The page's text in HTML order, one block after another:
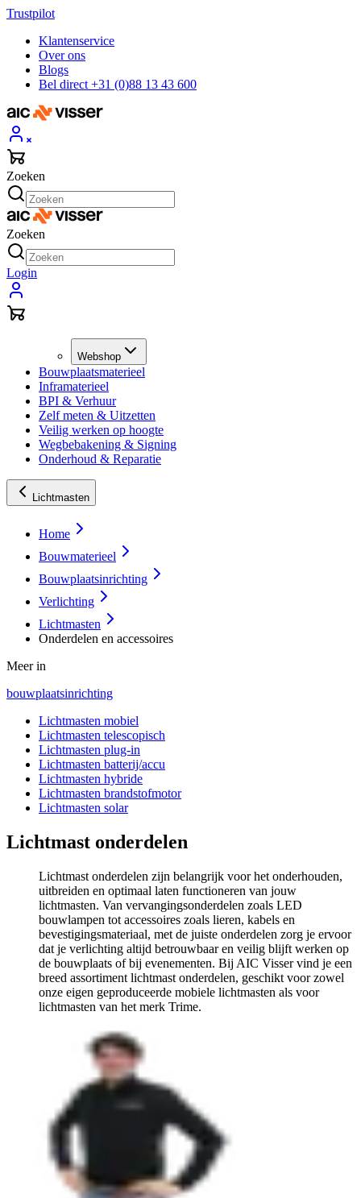
Trustpilot
Klantenservice
Over ons
Blogs
Bel direct +31 (0)88 13 43 600
Zoeken
Zoeken
Login
Webshop
Bouwplaatsmaterieel
Inframaterieel
BPI & Verhuur
Zelf meten & Uitzetten
Veilig werken op hoogte
Wegbebakening & Signing
Onderhoud & Reparatie
Lichtmasten
Home
Bouwmaterieel
Bouwplaatsinrichting
Verlichting
Lichtmasten
Onderdelen en accessoires
Meer in
bouwplaatsinrichting
Lichtmasten mobiel
Lichtmasten telescopisch
Lichtmasten plug-in
Lichtmasten batterij/accu
Lichtmasten hybride
Lichtmasten brandstofmotor
Lichtmasten solar
Lichtmast onderdelen
Lichtmast onderdelen zijn belangrijk voor het onderhouden,
uitbreiden en optimaal laten functioneren van jouw
lichtmasten. Van vervangingsonderdelen zoals LED
bouwlampen tot accessoires zoals lieren, kabels en
bevestigingsmateriaal, met de juiste onderdelen zorg je ervoor
dat je verlichting altijd betrouwbaar en veilig blijft werken op
de bouwplaats of bij evenementen. Bij AIC Visser vind je een
breed assortiment lichtmast onderdelen, geschikt voor zowel
onze eigen geproduceerde mobiele lichtmasten als voor
lichtmasten van het merk Trime.